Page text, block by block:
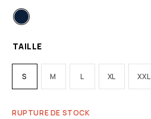
TAILLE
S M L XL XXL
RUPTURE DE STOCK